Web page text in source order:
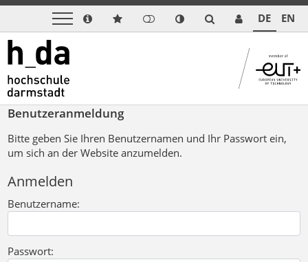
DE EN
Benutzeranmeldung
Bitte geben Sie Ihren Benutzernamen und Ihr Passwort ein,
um sich an der Website anzumelden.
Anmelden
Benutzername:
Passwort: